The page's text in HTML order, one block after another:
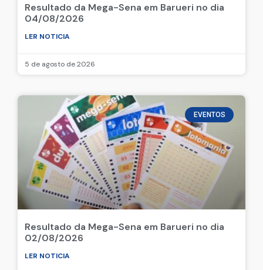
Resultado da Mega-Sena em Barueri no dia
04/08/2026
LER NOTICIA
5 de agosto de 2026
EVENTOS
Resultado da Mega-Sena em Barueri no dia
02/08/2026
LER NOTICIA